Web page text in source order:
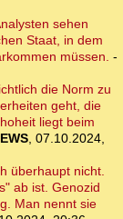
sehen
Staat, in dem
müssen. -
die Norm zu
geht, die
liegt beim
, 07.10.2024,
überhaupt nicht.
ab ist. Genozid
Man nennt sie